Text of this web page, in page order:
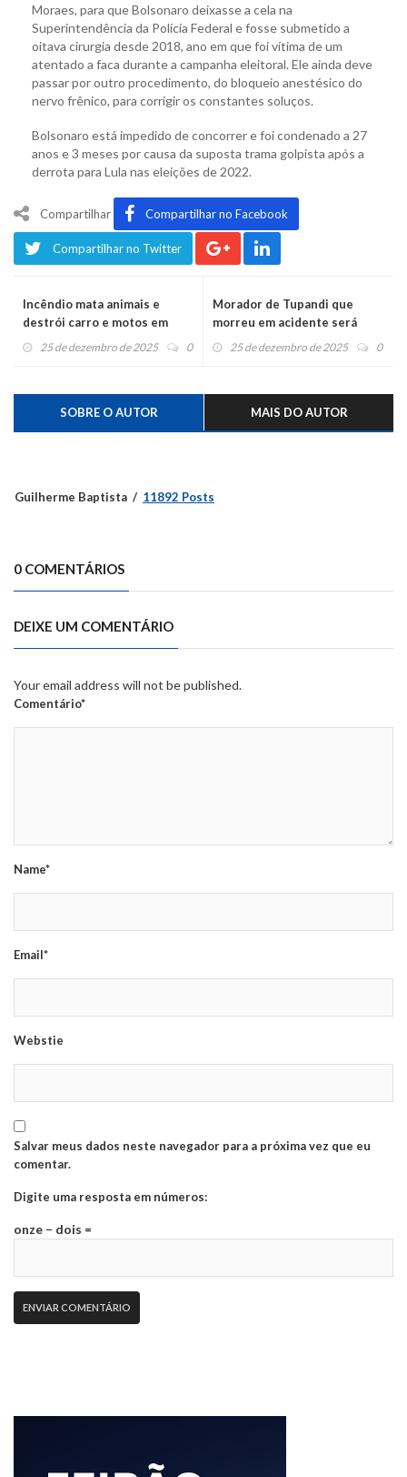
Moraes, para que Bolsonaro deixasse a cela na
Superintendência da Polícia Federal e fosse submetido a
oitava cirurgia desde 2018, ano em que foi vítima de um
atentado a faca durante a campanha eleitoral. Ele ainda deve
passar por outro procedimento, do bloqueio anestésico do
nervo frênico, para corrigir os constantes soluços.
Bolsonaro está impedido de concorrer e foi condenado a 27
anos e 3 meses por causa da suposta trama golpista após a
derrota para Lula nas eleições de 2022.
Compartilhar Compartilhar no Facebook
Compartilhar no Twitter
Incêndio mata animais e
destrói carro e motos em
Harmonia
25 de dezembro de 2025 0
Morador de Tupandi que
morreu em acidente será
sepultado em Constantina
25 de dezembro de 2025 0
SOBRE O AUTOR MAIS DO AUTOR
Guilherme Baptista 11892 Posts
0 COMENTÁRIOS
DEIXE UM COMENTÁRIO
Your email address will not be published.
Comentário*
Name*
Email*
Webstie
Salvar meus dados neste navegador para a próxima vez que eu
comentar.
Digite uma resposta em números:
onze − dois =